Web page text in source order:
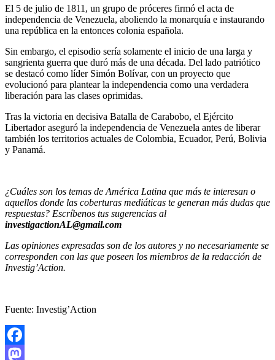
El 5 de julio de 1811, un grupo de próceres firmó el acta de
independencia de Venezuela, aboliendo la monarquía e instaurando
una república en la entonces colonia española.
Sin embargo, el episodio sería solamente el inicio de una larga y
sangrienta guerra que duró más de una década. Del lado patriótico
se destacó como líder Simón Bolívar, con un proyecto que
evolucionó para plantear la independencia como una verdadera
liberación para las clases oprimidas.
Tras la victoria en decisiva Batalla de Carabobo, el Ejército
Libertador aseguró la independencia de Venezuela antes de liberar
también los territorios actuales de Colombia, Ecuador, Perú, Bolivia
y Panamá.
¿Cuáles son los temas de América Latina que más te interesan o
aquellos donde las coberturas mediáticas te generan más dudas que
respuestas? Escríbenos tus sugerencias al
investigactionAL@gmail.com
Las opiniones expresadas son de los autores y no necesariamente se
corresponden con las que poseen los miembros de la redacción de
Investig’Action.
Fuente: Investig’Action
Facebook